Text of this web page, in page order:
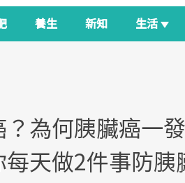
養生 新知 生活
為何胰臟癌一
天做2件事防胰